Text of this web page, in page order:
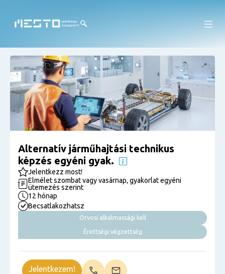
Alternatív járműhajtási technikus
képzés egyéni gyak.
Jelentkezz most!
Elmélet szombat vagy vasárnap, gyakorlat egyéni
ütemezés szerint
12 hónap
Becsatlakozhatsz
Orvosi alkalmassági kell
Érettségi végzettség
Jelentkezem!